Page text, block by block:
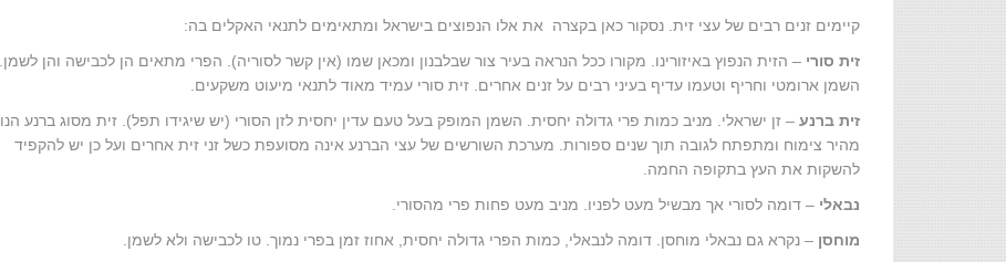
קיימים זנים רבים של עצי זית. נסקור כאן בקצרה את אלו הנפוצים בישראל ומתאימים לתנאי האקלים בה:
זית סורי – הזית הנפוץ באיזורינו. מקורו ככל הנראה בעיר צור שבלבנון ומכאן שמו (אין קשר לסוריה). הפרי מתאים הן לכבישה והן לשמן.
השמן ארומטי וחריף וטעמו עדיף בעיני רבים על זנים אחרים. זית סורי עמיד מאוד לתנאי מיעוט משקעים.
זית ברנע – זן ישראלי. מניב כמות פרי גדולה יחסית. השמן המופק בעל טעם עדין יחסית לזן הסורי (יש שיגידו תפל). זית מסוג ברנע הנו
מהיר צימוח ומתפתח לגובה תוך שנים ספורות. מערכת השורשים של עצי הברנע אינה מסועפת כשל זני זית אחרים ועל כן יש להקפיד
להשקות את העץ בתקופה החמה.
נבאלי – דומה לסורי אך מבשיל מעט לפניו. מניב מעט פחות פרי מהסורי.
מוחסן – נקרא גם נבאלי מוחסן. דומה לנבאלי, כמות הפרי גדולה יחסית, אחוז זמן בפרי נמוך. טו לכבישה ולא לשמן.